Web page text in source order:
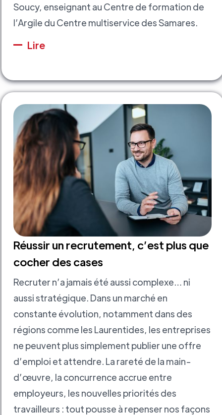
Soucy, enseignant au Centre de formation de
l’Argile du Centre multiservice des Samares.
Lire
Réussir un recrutement, c’est plus que
cocher des cases
Recruter n’a jamais été aussi complexe… ni
aussi stratégique. Dans un marché en
constante évolution, notamment dans des
régions comme les Laurentides, les entreprises
ne peuvent plus simplement publier une offre
d’emploi et attendre. La rareté de la main-
d’œuvre, la concurrence accrue entre
employeurs, les nouvelles priorités des
travailleurs : tout pousse à repenser nos façons